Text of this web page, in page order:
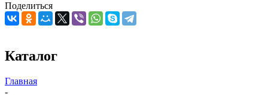
Поделиться
Каталог
Главная
-